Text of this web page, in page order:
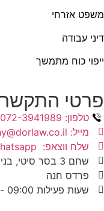
משפט אזרחי
דיני עבודה
ייפוי כוח מתמשך
פרטי
טלפון: 072-3941989
מייל: benny@dorlaw.co.il
שלח ווצאפ: Whatsapp
שחם 3 בסר סיטי, בניין I, קומה 12 פתח תקווה.
פרדס חנה
שעות פעילות 09:00 - 17:30